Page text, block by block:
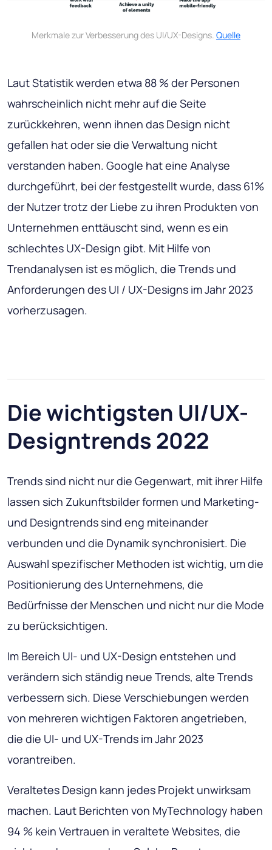
Merkmale zur Verbesserung des UI/UX-Designs. Quelle
Laut Statistik werden etwa 88 % der Personen
wahrscheinlich nicht mehr auf die Seite
zurückkehren, wenn ihnen das Design nicht
gefallen hat oder sie die Verwaltung nicht
verstanden haben. Google hat eine Analyse
durchgeführt, bei der festgestellt wurde, dass 61%
der Nutzer trotz der Liebe zu ihren Produkten von
Unternehmen enttäuscht sind, wenn es ein
schlechtes UX-Design gibt. Mit Hilfe von
Trendanalysen ist es möglich, die Trends und
Anforderungen des UI / UX-Designs im Jahr 2023
vorherzusagen.
Die wichtigsten UI/UX-
Designtrends 2022
Trends sind nicht nur die Gegenwart, mit ihrer Hilfe
lassen sich Zukunftsbilder formen und Marketing-
und Designtrends sind eng miteinander
verbunden und die Dynamik synchronisiert. Die
Auswahl spezifischer Methoden ist wichtig, um die
Positionierung des Unternehmens, die
Bedürfnisse der Menschen und nicht nur die Mode
zu berücksichtigen.
Im Bereich UI- und UX-Design entstehen und
verändern sich ständig neue Trends, alte Trends
verbessern sich. Diese Verschiebungen werden
von mehreren wichtigen Faktoren angetrieben,
die die UI- und UX-Trends im Jahr 2023
vorantreiben.
Veraltetes Design kann jedes Projekt unwirksam
machen. Laut Berichten von MyTechnology haben
94 % kein Vertrauen in veraltete Websites, die